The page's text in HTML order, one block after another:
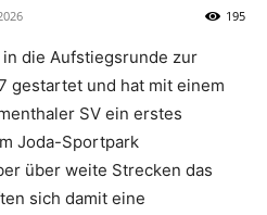
195
die Aufstiegsrunde zur
gestartet und hat mit einem
SV ein erstes
Joda-Sportpark
über weite Strecken das
sich damit eine